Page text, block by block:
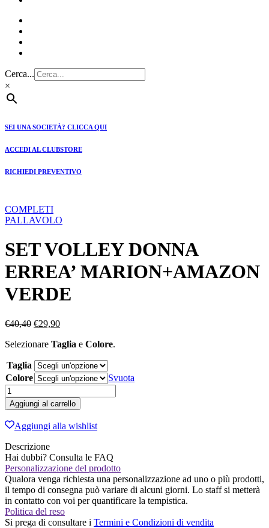
Cerca...
×
SEI UNA SOCIETÀ? CLICCA QUI
ACCEDI AL CLUBSTORE
RICHIEDI PREVENTIVO
COMPLETI
PALLAVOLO
SET VOLLEY DONNA
ERREA’ MARION+AMAZON
VERDE
€40,40 Il
originale
€40,40.
€29,90Il
attuale
€29,90.
Selezionare Taglia e Colore.
Taglia
Colore
Svuota
SET
VOLLEY
DONNA
ERREA'
MARION+AMAZON
VERDE
quantità
Aggiungi al carrello
Aggiungi alla wishlist
Descrizione
Hai dubbi? Consulta le FAQ
Personalizzazione del prodotto
Qualora venga richiesta una personalizzazione ad uno o più prodotti,
il tempo di consegna può variare di alcuni giorni. Lo staff si metterà
in contatto con voi per quantificare la tempistica.
Politica del reso
Si prega di consultare i Termini e Condizioni di vendita